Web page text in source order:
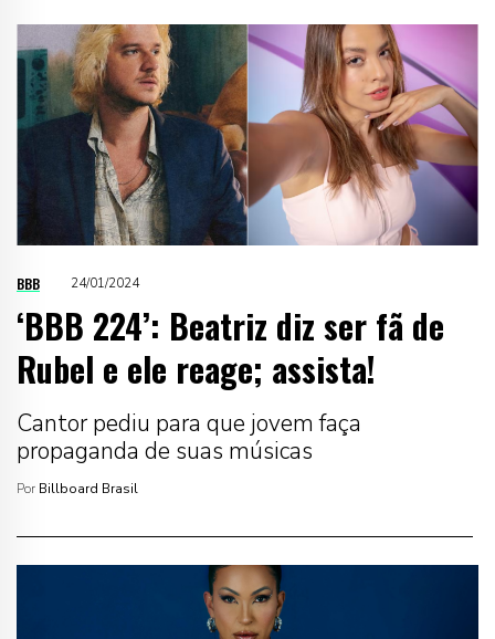
BBB 24/01/2024
‘BBB 224’: Beatriz diz ser fã de
Rubel e ele reage; assista!
Cantor pediu para que jovem faça
propaganda de suas músicas
Por Billboard Brasil